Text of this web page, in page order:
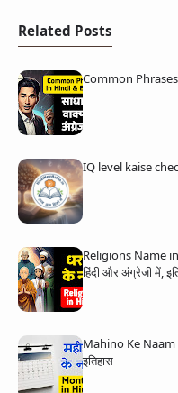
Related Posts
Common Phrases
IQ level kaise
Religions Name in
हिंदी और अंग्रेजी में,
Mahino Ke Naam
इतिहास